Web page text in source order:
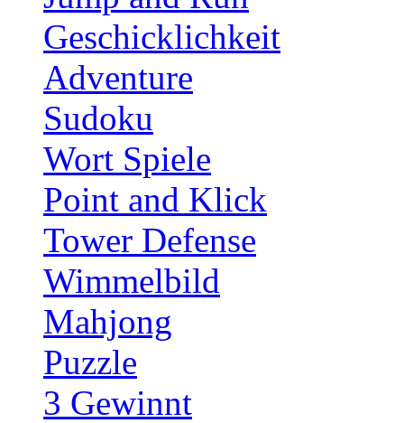
Geschicklichkeit
Adventure
Sudoku
Wort Spiele
Point and Klick
Tower Defense
Wimmelbild
Mahjong
Puzzle
3 Gewinnt